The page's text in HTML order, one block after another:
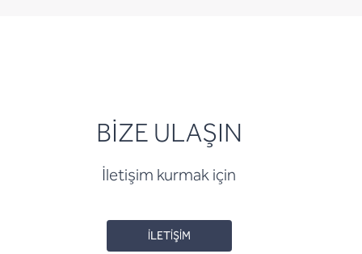
BİZE ULAŞIN
İletişim kurmak için
İLETİŞİM